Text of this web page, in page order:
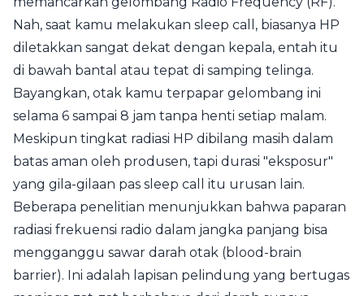
Nah, saat kamu melakukan sleep call, biasanya HP
diletakkan sangat dekat dengan kepala, entah itu
di bawah bantal atau tepat di samping telinga.
Bayangkan, otak kamu terpapar gelombang ini
selama 6 sampai 8 jam tanpa henti setiap malam.
Meskipun tingkat radiasi HP dibilang masih dalam
batas aman oleh produsen, tapi durasi "eksposur"
yang gila-gilaan pas sleep call itu urusan lain.
Beberapa penelitian menunjukkan bahwa paparan
radiasi frekuensi radio dalam jangka panjang bisa
mengganggu sawar darah otak (blood-brain
barrier). Ini adalah lapisan pelindung yang bertugas